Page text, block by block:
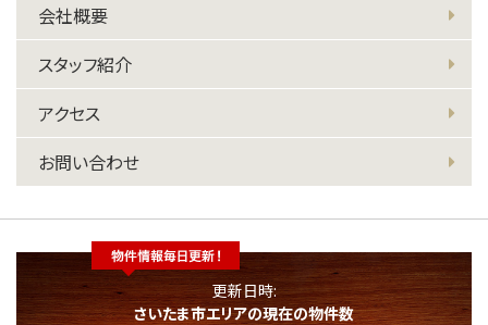
会社概要
スタッフ紹介
アクセス
お問い合わせ
更新日時:
さいたま市エリアの現在の物件数